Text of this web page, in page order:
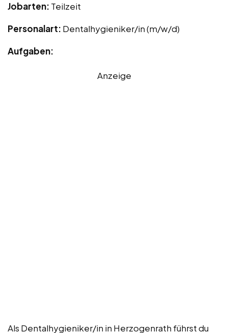
Jobarten: Teilzeit
Personalart: Dentalhygieniker/in (m/w/d)
Aufgaben:
Anzeige
Als Dentalhygieniker/in in Herzogenrath führst du